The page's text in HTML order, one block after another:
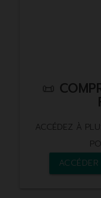
📜
ACCÉDEZ À